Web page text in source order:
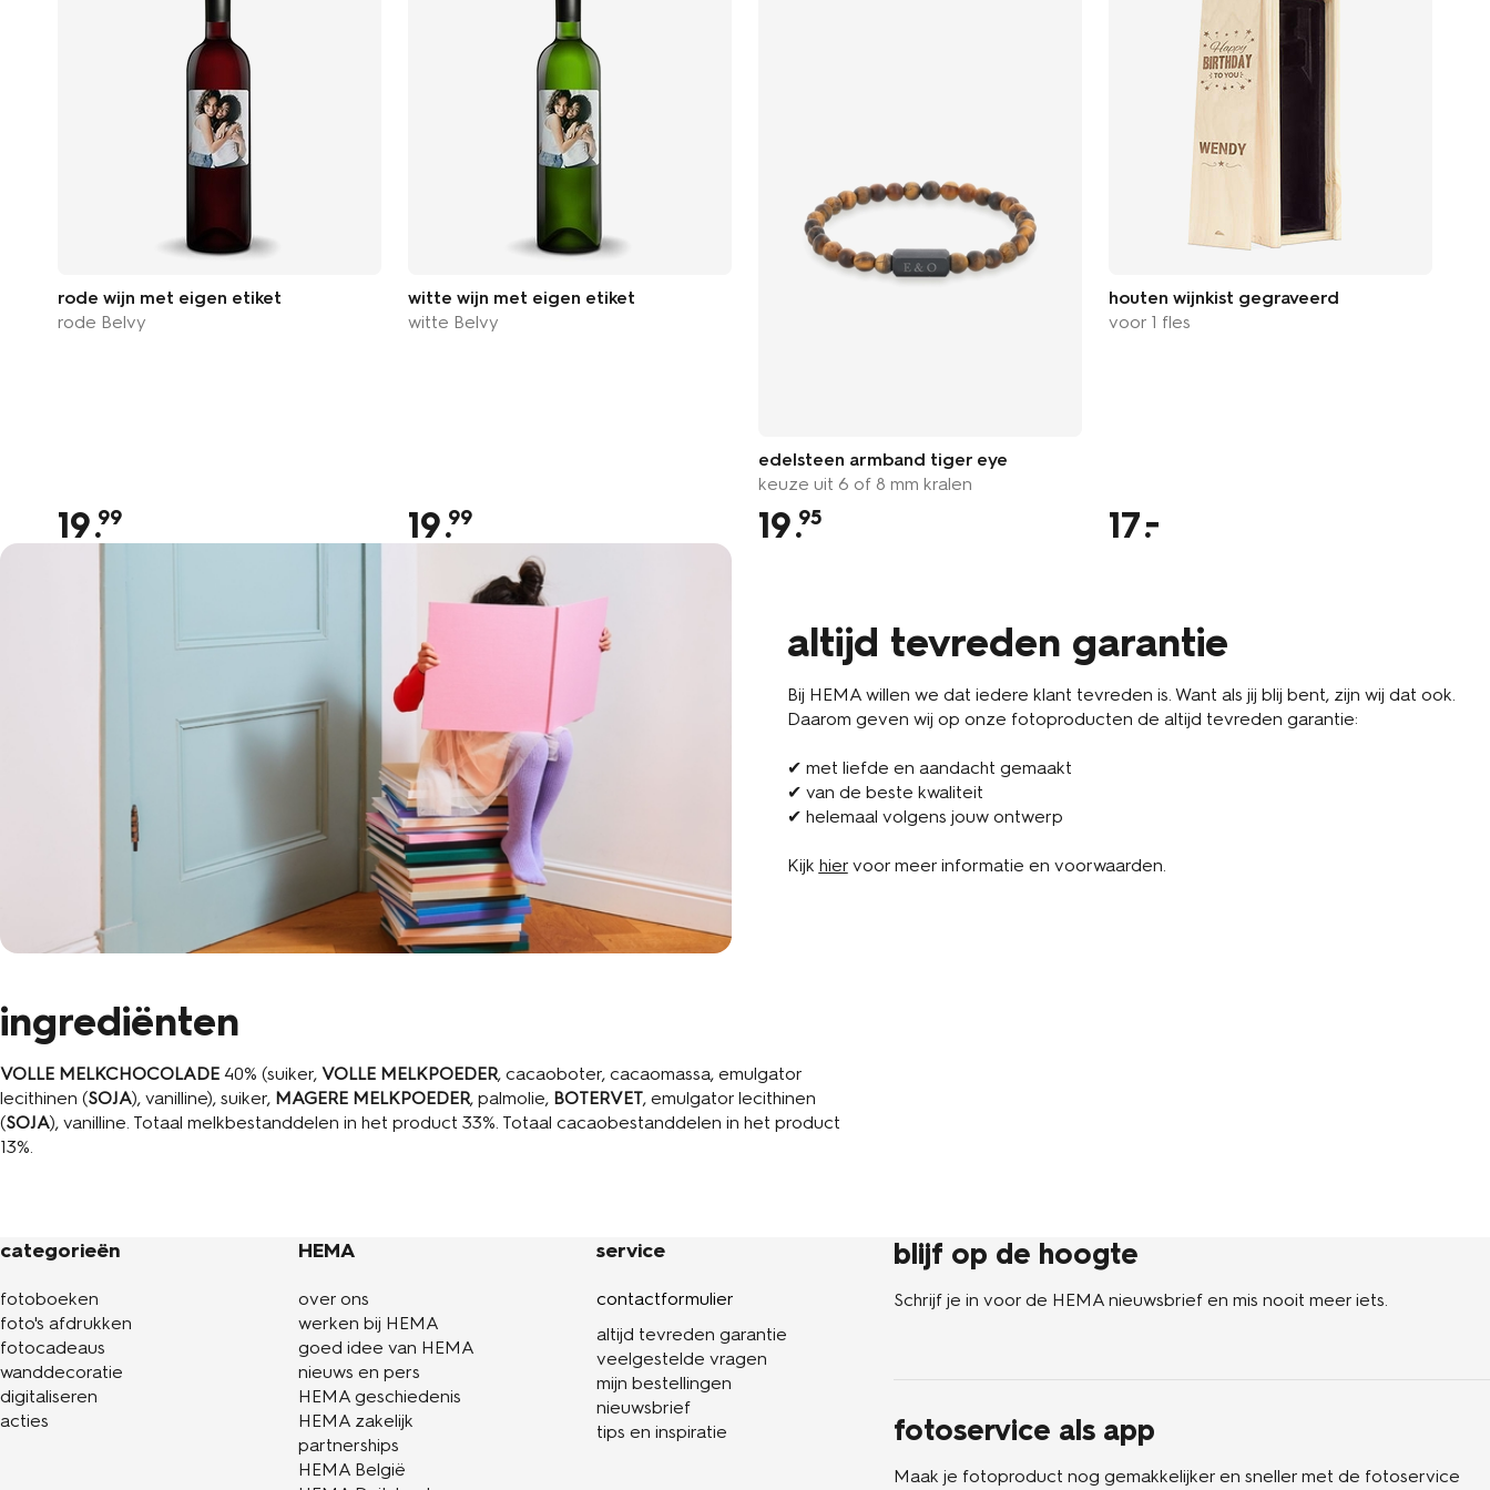
rode wijn met eigen etiket
rode Belvy
19.99
witte wijn met eigen etiket
witte Belvy
19.99
edelsteen armband tiger eye
keuze uit 6 of 8 mm kralen
19.95
houten wijnkist gegraveerd
voor 1 fles
17
altijd tevreden garantie
Bij HEMA willen we dat iedere klant tevreden is. Want als jij blij bent, zijn wij dat ook.
Daarom geven wij op onze fotoproducten de altijd tevreden garantie:
✔ met liefde en aandacht gemaakt
✔ van de beste kwaliteit
✔ helemaal volgens jouw ontwerp
Kijk hiervoor meer informatie en voorwaarden.
ingrediënten
VOLLE MELKCHOCOLADE 40% (suiker, VOLLE MELKPOEDER, cacaoboter, cacaomassa, emulgator
lecithinen (SOJA), vanilline), suiker, MAGERE MELKPOEDER, palmolie, BOTERVET, emulgator lecithinen
(SOJA), vanilline. Totaal melkbestanddelen in het product 33%. Totaal cacaobestanddelen in het product
13%.
categorieën
fotoboeken
foto's afdrukken
fotocadeaus
wanddecoratie
digitaliseren
acties
HEMA
over ons
werken bij HEMA
goed idee van HEMA
nieuws en pers
HEMA geschiedenis
HEMA zakelijk
partnerships
HEMA België
service
contactformulier
altijd tevreden garantie
veelgestelde vragen
mijn bestellingen
nieuwsbrief
tips en inspiratie
blijf op de hoogte
Schrijf je in voor de HEMA nieuwsbrief en mis nooit meer iets.
fotoservice als app
Maak je fotoproduct nog gemakkelijker en sneller met de fotoservice